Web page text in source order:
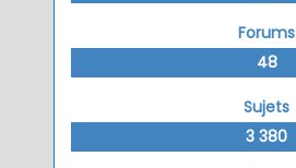
Forums
48
Sujets
3 380